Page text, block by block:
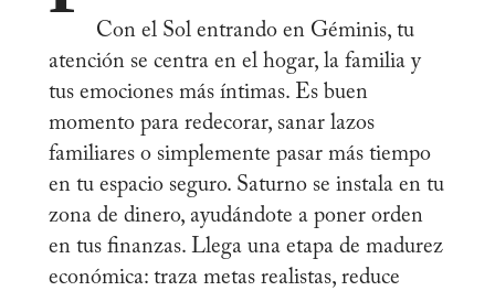
Con el Sol entrando en Géminis, tu
atención se centra en el hogar, la familia y
tus emociones más íntimas. Es buen
momento para redecorar, sanar lazos
familiares o simplemente pasar más tiempo
en tu espacio seguro. Saturno se instala en tu
zona de dinero, ayudándote a poner orden
en tus finanzas. Llega una etapa de madurez
económica: traza metas realistas, reduce